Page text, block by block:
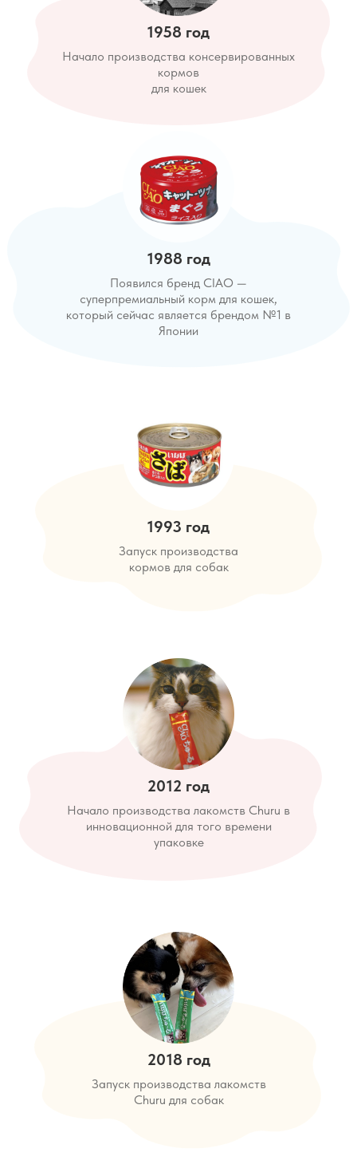
1958 год
Начало производства консервированных
кормов
для кошек
1988 год
Появился бренд CIAO —
cуперпремиальный корм для кошек,
который сейчас является брендом №1 в
Японии
1993 год
Запуск производства
кормов для собак
2012 год
Начало производства лакомств Churu в
инновационной для того времени
упаковке
2018 год
Запуск производства лакомств
Churu для собак